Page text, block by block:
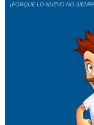
¡PORQUE LO NUEVO NO